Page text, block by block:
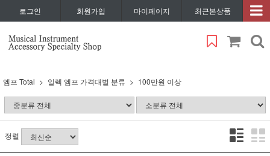
로그인 회원가입 마이페이지 최근본상품
엠프 Total 일렉 엠프 가격대별 분류 100만원 이상
정렬